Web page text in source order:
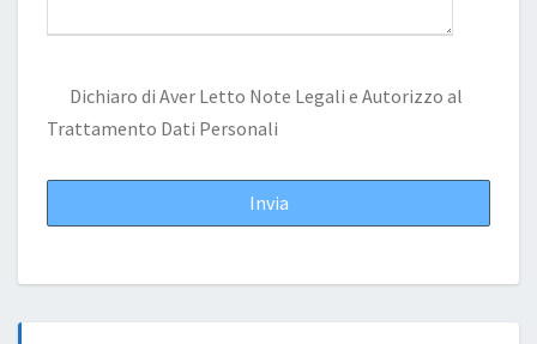
Dichiaro di Aver Letto Note Legali e Autorizzo al
Trattamento Dati Personali